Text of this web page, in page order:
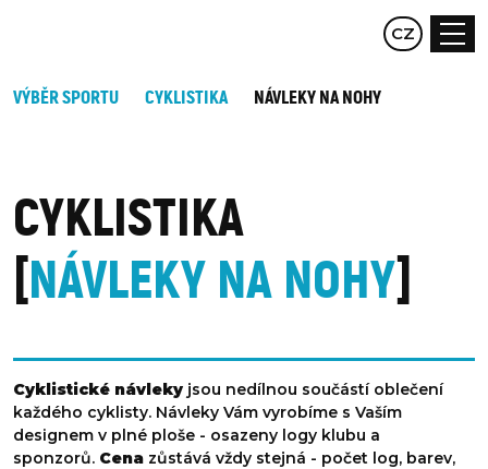
EN DE
CZ
VÝBĚR SPORTU CYKLISTIKA NÁVLEKY NA NOHY
CYKLISTIKA
NÁVLEKY NA NOHY
Cyklistické návleky jsou nedílnou součástí oblečení
každého cyklisty. Návleky Vám vyrobíme s Vaším
designem v plné ploše - osazeny logy klubu a
sponzorů. Cena zůstává vždy stejná - počet log, barev,